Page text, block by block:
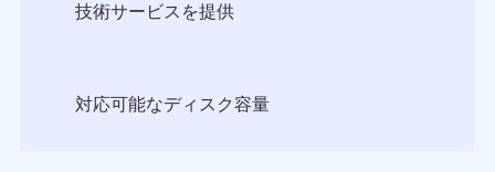
技術サービスを提供
対応可能なディスク容量